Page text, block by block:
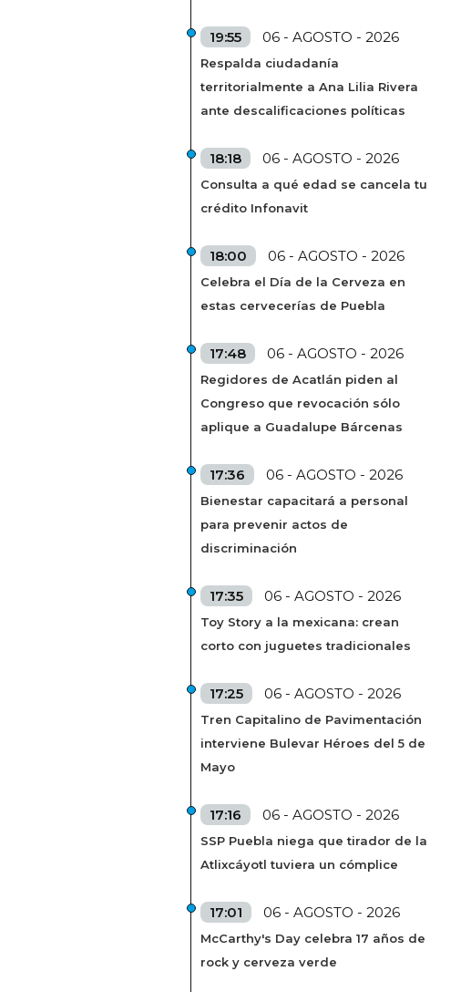
19:55 06 - AGOSTO - 2026
Respalda ciudadanía
territorialmente a Ana Lilia Rivera
ante descalificaciones políticas
18:18 06 - AGOSTO - 2026
Consulta a qué edad se cancela tu
crédito Infonavit
18:00 06 - AGOSTO - 2026
Celebra el Día de la Cerveza en
estas cervecerías de Puebla
17:48 06 - AGOSTO - 2026
Regidores de Acatlán piden al
Congreso que revocación sólo
aplique a Guadalupe Bárcenas
17:36 06 - AGOSTO - 2026
Bienestar capacitará a personal
para prevenir actos de
discriminación
17:35 06 - AGOSTO - 2026
Toy Story a la mexicana: crean
corto con juguetes tradicionales
17:25 06 - AGOSTO - 2026
Tren Capitalino de Pavimentación
interviene Bulevar Héroes del 5 de
Mayo
17:16 06 - AGOSTO - 2026
SSP Puebla niega que tirador de la
Atlixcáyotl tuviera un cómplice
17:01 06 - AGOSTO - 2026
McCarthy's Day celebra 17 años de
rock y cerveza verde